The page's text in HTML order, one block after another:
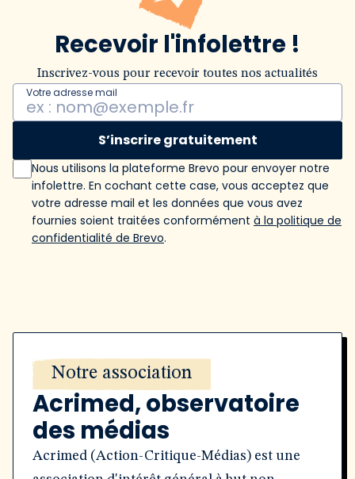
Recevoir l'infolettre !
Inscrivez-vous pour recevoir toutes nos actualités
Votre adresse mail
S’inscrire gratuitement
Nous utilisons la plateforme Brevo pour envoyer notre
infolettre. En cochant cette case, vous acceptez que
votre adresse mail et les données que vous avez
fournies soient traitées conformément à la politique de
confidentialité de Brevo.
Notre association
Acrimed, observatoire
des médias
Acrimed (Action-Critique-Médias) est une